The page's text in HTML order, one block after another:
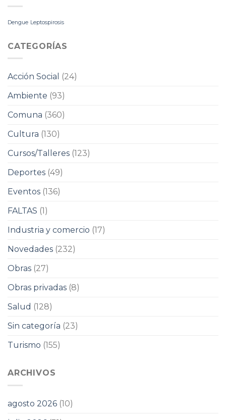
Dengue Leptospirosis
CATEGORÍAS
Acción Social
(24)
Ambiente (93)
Comuna (360)
Cultura (130)
Cursos/Talleres (123)
Deportes (49)
Eventos (136)
FALTAS (1)
Industria y comercio (17)
Novedades (232)
Obras (27)
Obras privadas (8)
Salud (128)
Sin categoría (23)
Turismo (155)
ARCHIVOS
agosto 2026 (10)